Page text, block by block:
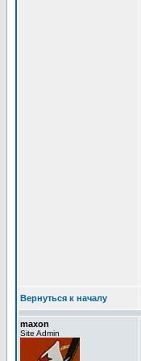
Вернуться к началу
maxon
Site Admin